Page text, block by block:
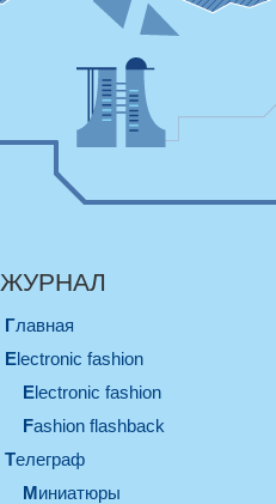
ЖУРНАЛ
Главная
electronic fashion
electronic fashion
Fashion flashback
телеграф
миниатюры